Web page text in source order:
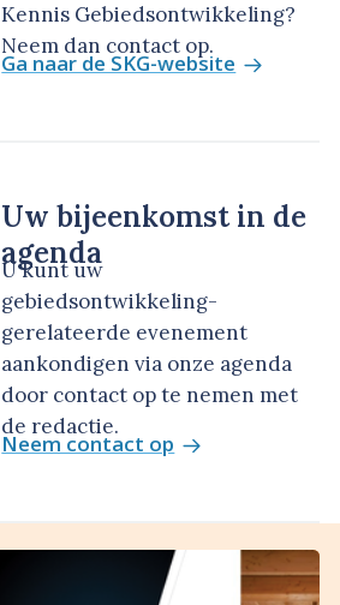
Kennis Gebiedsontwikkeling?
Neem dan contact op.
Ga naar de SKG-website
Uw bijeenkomst in de
agenda
U kunt uw
gebiedsontwikkeling-
gerelateerde evenement
aankondigen via onze agenda
door contact op te nemen met
de redactie.
Neem contact op